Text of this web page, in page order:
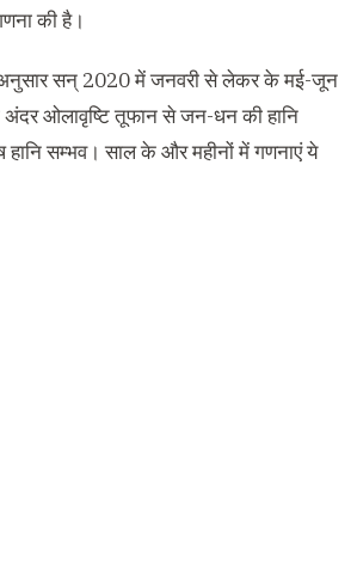
की है।
सन् 2020 में जनवरी से लेकर के मई-जून
ओलावृष्टि तूफान से जन-धन की हानि
हानि सम्भव। साल के और महीनों में गणनाएं ये